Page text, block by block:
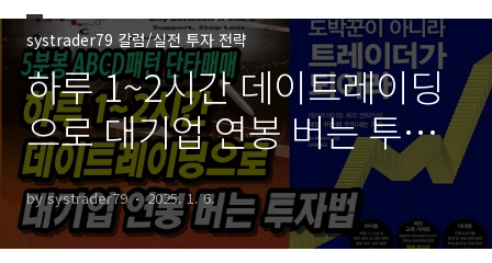
systrader79 칼럼/실전 투자 전략
하루 1~2시간 데이트레이딩
으로 대기업 연봉 버는 투자
법
by systrader79 2025. 1. 6.